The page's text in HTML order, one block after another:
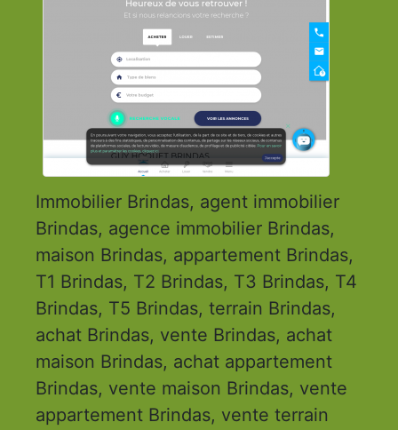
Immobilier Brindas, agent immobilier
Brindas, agence immobilier Brindas,
maison Brindas, appartement Brindas,
T1 Brindas, T2 Brindas, T3 Brindas, T4
Brindas, T5 Brindas, terrain Brindas,
achat Brindas, vente Brindas, achat
maison Brindas, achat appartement
Brindas, vente maison Brindas, vente
appartement Brindas, vente terrain